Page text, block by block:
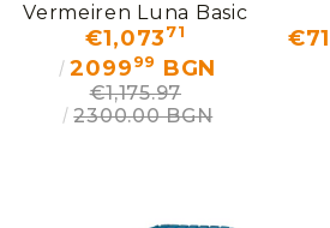
Vermeiren Luna Basic
€1,07371
209999 BGN
€1,175.97
2300.00 BGN
€71